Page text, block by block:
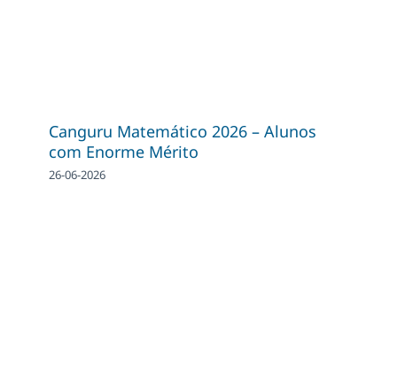
Canguru Matemático 2026 – Alunos
com Enorme Mérito
26-06-2026